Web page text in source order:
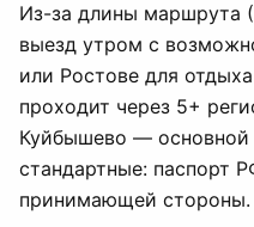
Из-за длины маршрута
выезд утром с
или Ростове для
проходит через 5+
Куйбышево — основной
стандартные: паспорт
принимающей стороны.